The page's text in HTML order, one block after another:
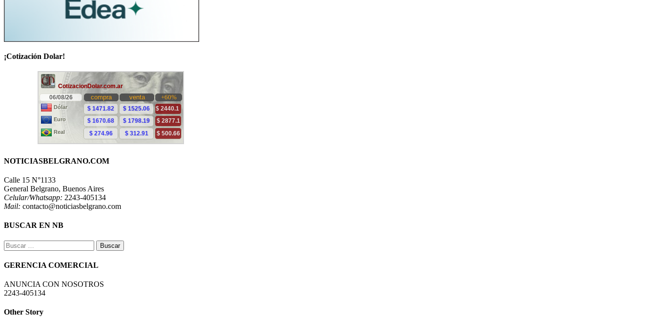
¡Cotización Dolar!
NOTICIASBELGRANO.COM
Calle 15 N°1133
General Belgrano, Buenos Aires
Celular/Whatsapp: 2243-405134
Mail: contacto@noticiasbelgrano.com
BUSCAR EN NB
Buscar:
GERENCIA COMERCIAL
ANUNCIA CON NOSOTROS
2243-405134
Other Story